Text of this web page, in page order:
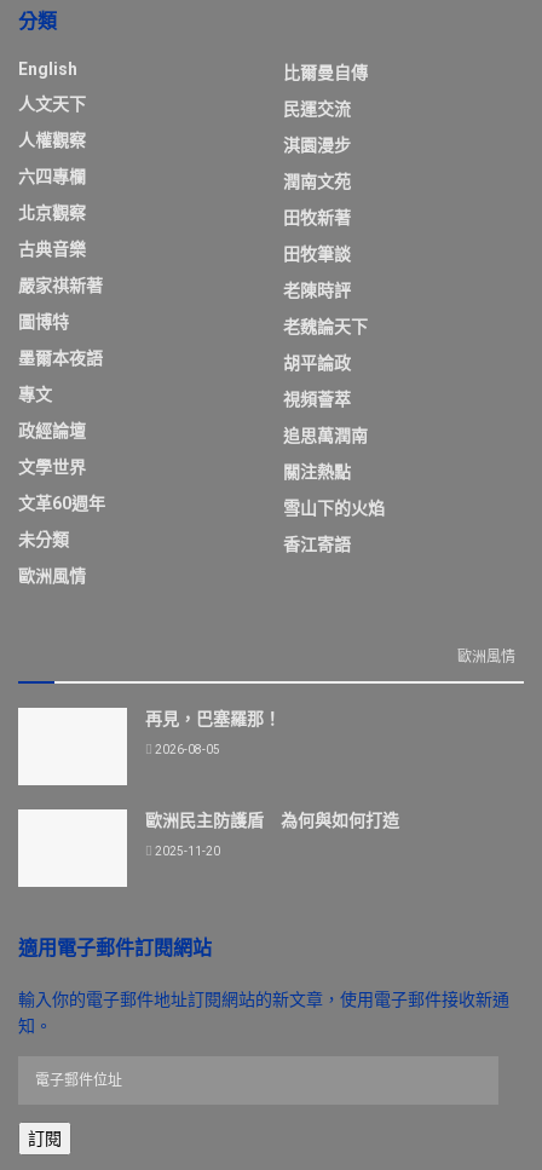
分類
English
人文天下
人權觀察
六四專欄
北京觀察
古典音樂
嚴家祺新著
圖博特
墨爾本夜語
專文
政經論壇
文學世界
文革60週年
未分類
歐洲風情
比爾曼自傳
民運交流
淇園漫步
潤南文苑
田牧新著
田牧筆談
老陳時評
老魏論天下
胡平論政
視頻薈萃
追思萬潤南
關注熱點
雪山下的火焰
香江寄語
歐洲風情
再見，巴塞羅那！
2026-08-05
歐洲民主防護盾 為何與如何打造
2025-11-20
適用電子郵件訂閱網站
輸入你的電子郵件地址訂閱網站的新文章，使用電子郵件接收新通
知。
郵
件訂閱